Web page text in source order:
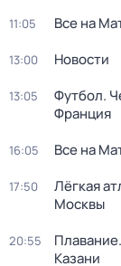
11:05 Все на
13:00 Новости
13:05
Футбол.
Франция
16:05 Все на
17:50
Лёгкая
Москвы
20:55
Казани